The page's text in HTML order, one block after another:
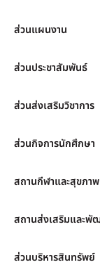
ส่วนแผนงาน
ส่วนประชาสัมพันธ์
ส่วนส่งเสริมวิชาการ
ส่วนกิจการนักศึกษา
สถานกีฬาและสุขภา
สถานส่งเสริมและพั
ส่วนบริหารสินทรัพย์